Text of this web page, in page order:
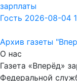
зарплаты
Гость 2026-08-04
Архив газеты
О нас
Газета «Вперёд»
Федеральной